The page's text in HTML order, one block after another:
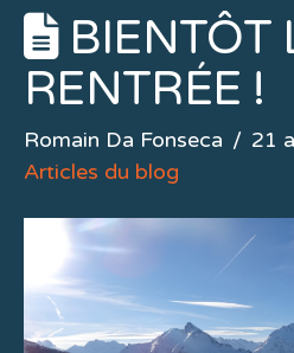
BIENTÔT
RENTRÉE !
Romain Da Fonseca
21
Articles du blog